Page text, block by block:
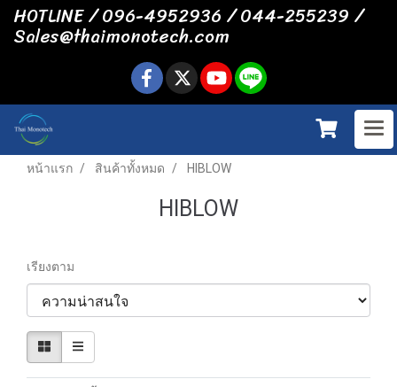
HOTLINE / 096-4952936 / 044-255239 /
Sales@thaimonotech.com
หน้าแรก สินค้าทั้งหมด HIBLOW
HIBLOW
เรียงตาม